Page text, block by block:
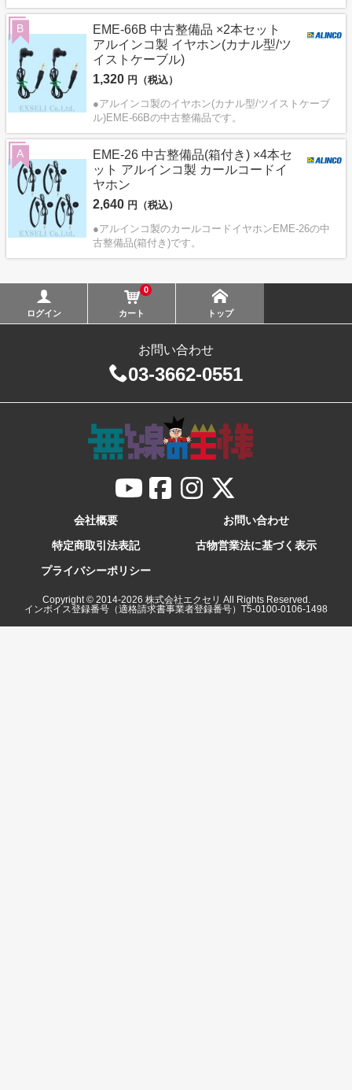
EME-66B 中古整備品 ×2本セット
アルインコ製 イヤホン(カナル型/ツ
イストケーブル)
1,320 円（税込）
●アルインコ製のイヤホン(カナル型/ツイストケーブ
ル)EME-66Bの中古整備品です。
B
EME-26 中古整備品(箱付き) ×4本セ
ット アルインコ製 カールコードイ
ヤホン
2,640 円（税込）
●アルインコ製のカールコードイヤホンEME-26の中
古整備品(箱付き)です。
A
ログイン
0
カート トップ
お問い合わせ
03-3662-0551
会社概要
お問い合わせ
特定商取引法表記
古物営業法に基づく表示
プライバシーポリシー
Copyright © 2014-2026 株式会社エクセリ All Rights Reserved.
インボイス登録番号（適格請求書事業者登録番号）T5-0100-0106-1498